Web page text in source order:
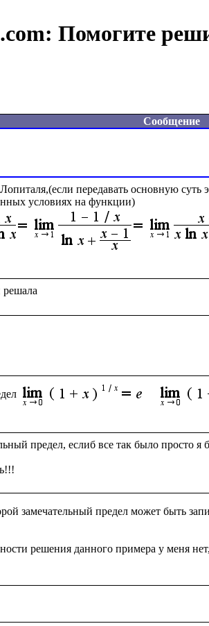
Помогите
Сообщение
передавать основную
условиях на функции)
предел, еслиб все так было просто
замечательный предел может быть